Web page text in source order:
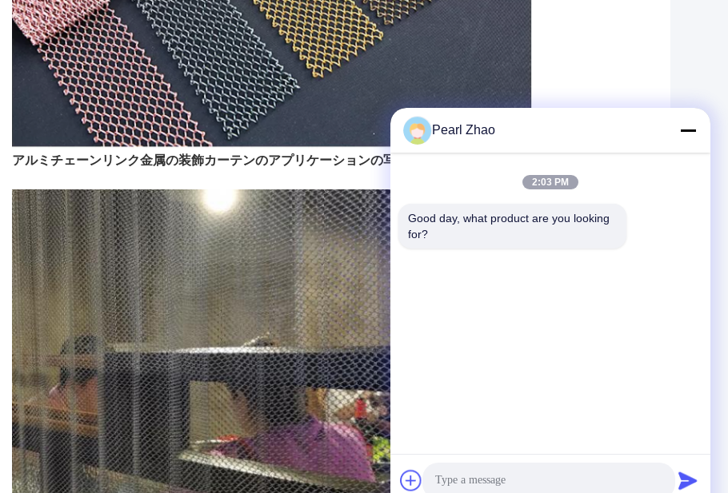
アルミチェーンリンク金属の装飾カーテンのアプリケーションの写真:
Pearl Zhao
2:03 PM
Good day, what product are you looking
for?